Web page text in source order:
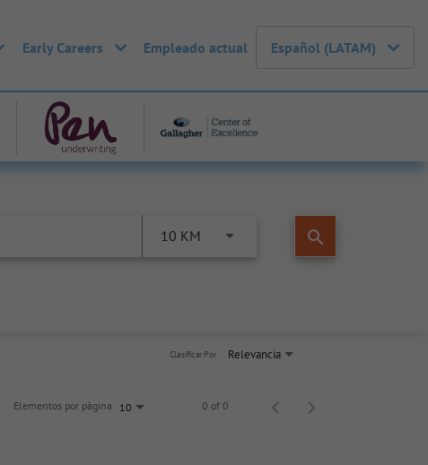
Early Careers Empleado actual Español (LATAM)
10 KM search
Relevancia
Clasificar Por
Elementos por página 10 0 of 0